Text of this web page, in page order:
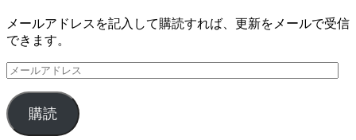
メールアドレスを記入して購読すれば、更新をメールで受信
できます。
メ
ル
ア
ド
購読